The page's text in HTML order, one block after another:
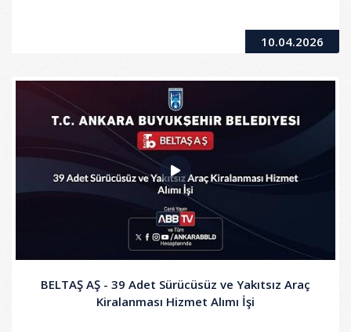
10.04.2026
BELTAŞ AŞ - 39 Adet Sürücüsüz ve Yakıtsız Araç
Kiralanması Hizmet Alımı İşi